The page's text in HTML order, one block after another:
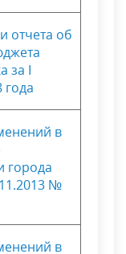
отчета об
за I
года
в
города
№
в